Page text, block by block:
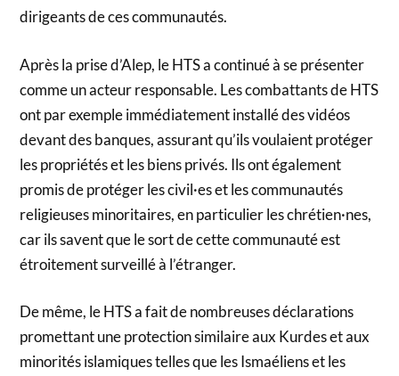
dirigeants de ces communautés.
Après la prise d’Alep, le HTS a continué à se présenter
comme un acteur responsable. Les combattants de HTS
ont par exemple immédiatement installé des vidéos
devant des banques, assurant qu’ils voulaient protéger
les propriétés et les biens privés. Ils ont également
promis de protéger les civil·es et les communautés
religieuses minoritaires, en particulier les chrétien·nes,
car ils savent que le sort de cette communauté est
étroitement surveillé à l’étranger.
De même, le HTS a fait de nombreuses déclarations
promettant une protection similaire aux Kurdes et aux
minorités islamiques telles que les Ismaéliens et les